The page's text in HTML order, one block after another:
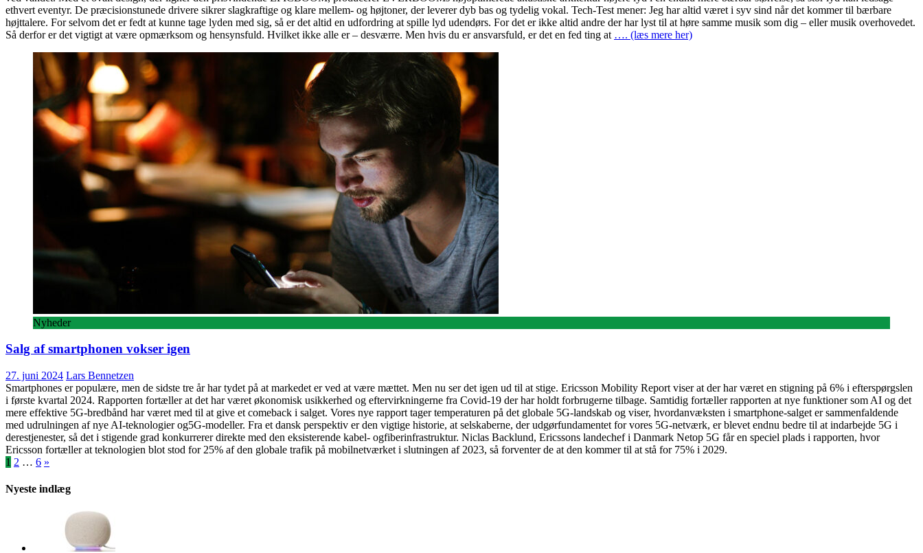
ethvert eventyr. De præcisionstunede drivere sikrer slagkraftige og klare mellem- og højtoner, der leverer dyb bas og tydelig vokal. Tech-Test mener: Jeg har altid været i syv sind når det kommer til bærbare
højttalere. For selvom det er fedt at kunne tage lyden med sig, så er det altid en udfordring at spille lyd udendørs. For det er ikke altid andre der har lyst til at høre samme musik som dig – eller musik overhovedet.
Så derfor er det vigtigt at være opmærksom og hensynsfuld. Hvilket ikke alle er – desværre. Men hvis du er ansvarsfuld, er det en fed ting at …. (læs mere her)
Nyheder
Salg af smartphonen vokser igen
27. juni 2024 Lars Bennetzen
Smartphones er populære, men de sidste tre år har tydet på at markedet er ved at være mættet. Men nu ser det igen ud til at stige. Ericsson Mobility Report viser at der har været en stigning på 6% i efterspørgslen
i første kvartal 2024. Rapporten fortæller at det har været økonomisk usikkerhed og eftervirkningerne fra Covid-19 der har holdt forbrugerne tilbage. Samtidig fortæller rapporten at nye funktioner som AI og det
mere effektive 5G-bredbånd har været med til at give et comeback i salget. Vores nye rapport tager temperaturen på det globale 5G-landskab og viser, hvordanvæksten i smartphone-salget er sammenfaldende
med udrulningen af nye AI-teknologier og5G-modeller. Fra et dansk perspektiv er den vigtige historie, at selskaberne, der udgørfundamentet for vores 5G-netværk, er blevet endnu bedre til at indarbejde 5G i
derestjenester, så det i stigende grad konkurrerer direkte med den eksisterende kabel- ogfiberinfrastruktur. Niclas Backlund, Ericssons landechef i Danmark Netop 5G får en speciel plads i rapporten, hvor
Ericsson fortæller at teknologien blot stod for 25% af den globale trafik på mobilnetværket i slutningen af 2023, så forventer de at den kommer til at stå for 75% i 2029.
Indlægsinddeling
1 2 … 6 »
Nyeste indlæg